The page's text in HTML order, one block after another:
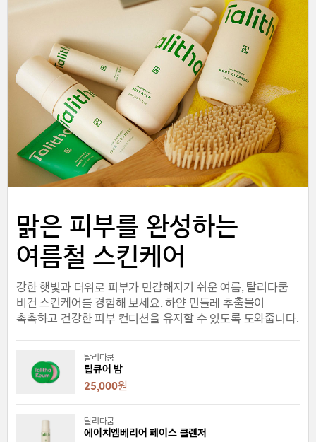
맑은 피부를 완성하는
여름철 스킨케어
강한 햇빛과 더위로 피부가 민감해지기 쉬운 여름, 탈리다쿰
비건 스킨케어를 경험해 보세요. 하얀 민들레 추출물이
촉촉하고 건강한 피부 컨디션을 유지할 수 있도록 도와줍니다.
탈리다쿰
립큐어 밤
25,000원
탈리다쿰
에이치엠베리어 페이스 클렌저